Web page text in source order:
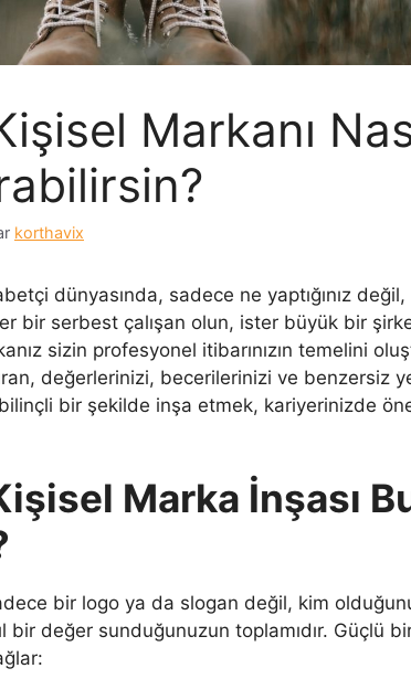
Markanı
korthavix
dünyasında, sadece ne yaptığınız değil,
bir serbest çalışan olun, ister büyük bir
sizin profesyonel itibarınızın temelini
değerlerinizi, becerilerinizi ve benzersiz
bir şekilde inşa etmek, kariyerinizde
Marka İnşası
bir logo ya da slogan değil, kim
bir değer sunduğunuzun toplamıdır. Güçlü